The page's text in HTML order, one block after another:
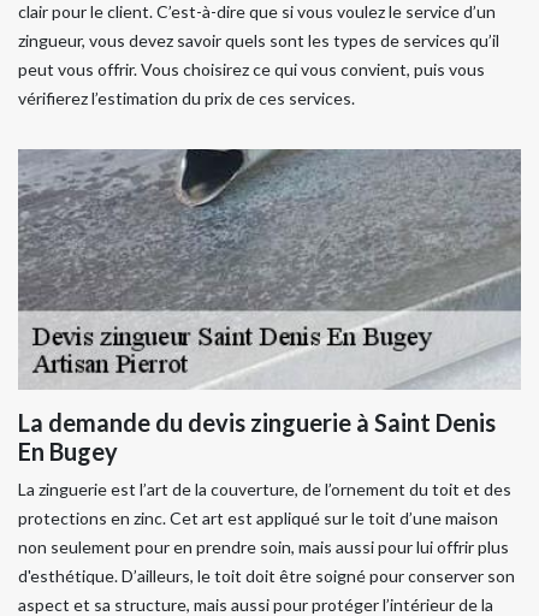
clair pour le client. C’est-à-dire que si vous voulez le service d’un
zingueur, vous devez savoir quels sont les types de services qu’il
peut vous offrir. Vous choisirez ce qui vous convient, puis vous
vérifierez l’estimation du prix de ces services.
La demande du devis zinguerie à Saint Denis
En Bugey
La zinguerie est l’art de la couverture, de l’ornement du toit et des
protections en zinc. Cet art est appliqué sur le toit d’une maison
non seulement pour en prendre soin, mais aussi pour lui offrir plus
d'esthétique. D’ailleurs, le toit doit être soigné pour conserver son
aspect et sa structure, mais aussi pour protéger l’intérieur de la